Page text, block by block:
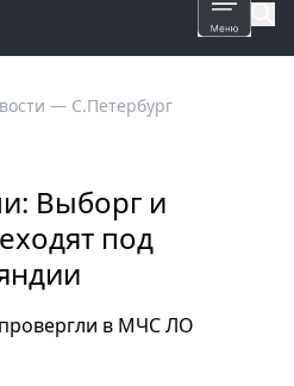
— С.Петербург
Выборг и
под
в МЧС ЛО